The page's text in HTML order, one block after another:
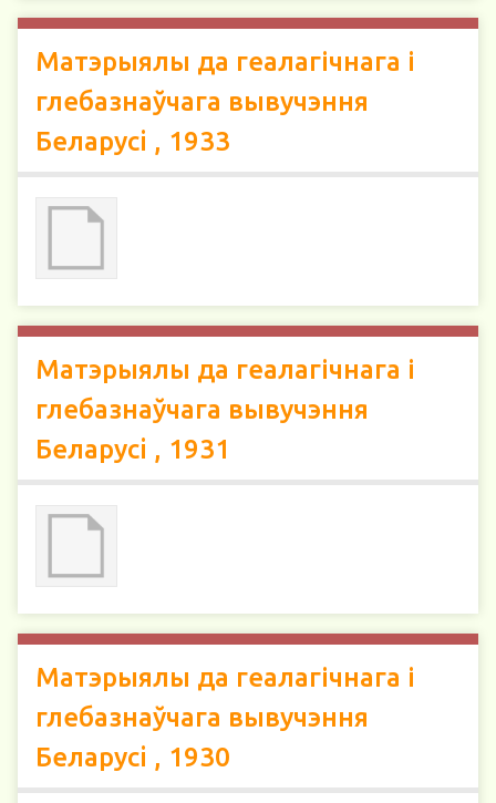
Матэрыялы да геалагічнага і
глебазнаўчага вывучэння
Беларусi , 1933
Матэрыялы да геалагічнага і
глебазнаўчага вывучэння
Беларусi , 1931
Матэрыялы да геалагічнага і
глебазнаўчага вывучэння
Беларусi , 1930